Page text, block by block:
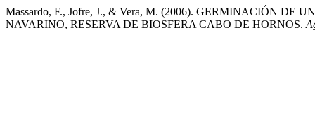
Massardo, F., Jofre, J., & Vera, M. (2006). GERMINACIÓN DE
NAVARINO, RESERVA DE BIOSFERA CABO DE HORNOS.